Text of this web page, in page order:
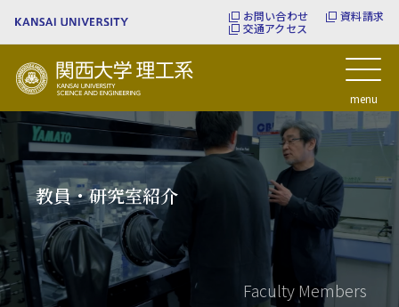
お問い合わせ
資料請求
交通アクセス
menu
教員・研究室紹介
Faculty Members